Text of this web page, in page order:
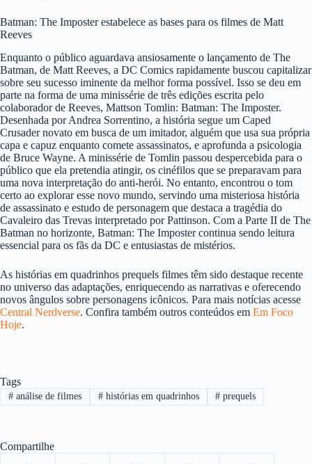
Batman: The Imposter estabelece as bases para os filmes de Matt
Reeves
Enquanto o público aguardava ansiosamente o lançamento de The
Batman, de Matt Reeves, a DC Comics rapidamente buscou capitalizar
sobre seu sucesso iminente da melhor forma possível. Isso se deu em
parte na forma de uma minissérie de três edições escrita pelo
colaborador de Reeves, Mattson Tomlin: Batman: The Imposter.
Desenhada por Andrea Sorrentino, a história segue um Caped
Crusader novato em busca de um imitador, alguém que usa sua própria
capa e capuz enquanto comete assassinatos, e aprofunda a psicologia
de Bruce Wayne. A minissérie de Tomlin passou despercebida para o
público que ela pretendia atingir, os cinéfilos que se preparavam para
uma nova interpretação do anti-herói. No entanto, encontrou o tom
certo ao explorar esse novo mundo, servindo uma misteriosa história
de assassinato e estudo de personagem que destaca a tragédia do
Cavaleiro das Trevas interpretado por Pattinson. Com a Parte II de The
Batman no horizonte, Batman: The Imposter continua sendo leitura
essencial para os fãs da DC e entusiastas de mistérios.
As histórias em quadrinhos prequels filmes têm sido destaque recente
no universo das adaptações, enriquecendo as narrativas e oferecendo
novos ângulos sobre personagens icônicos. Para mais notícias acesse
Central Nerdverse. Confira também outros conteúdos em Em Foco
Hoje.
Tags
#análise de filmes #histórias em quadrinhos # prequels
Compartilhe